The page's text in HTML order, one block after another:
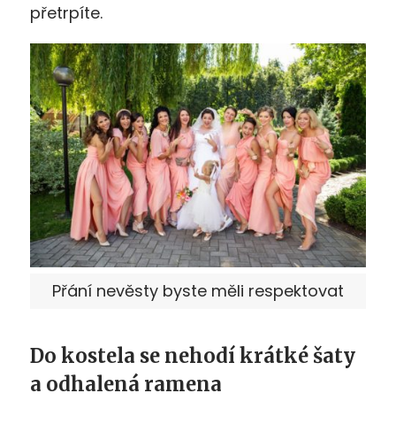
přetrpíte.
Přání nevěsty byste měli respektovat
Do kostela se nehodí krátké šaty
a odhalená ramena